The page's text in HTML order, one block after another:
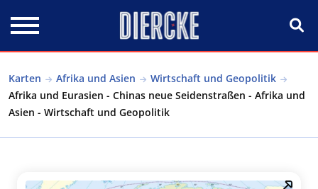
Karten Afrika und Asien
Wirtschaft und Geopolitik
Afrika und Eurasien - Chinas neue Seidenstraßen - Afrika und
Asien - Wirtschaft und Geopolitik